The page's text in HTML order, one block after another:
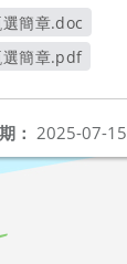
簡章.doc
選簡章.pdf
： 2025-07-15